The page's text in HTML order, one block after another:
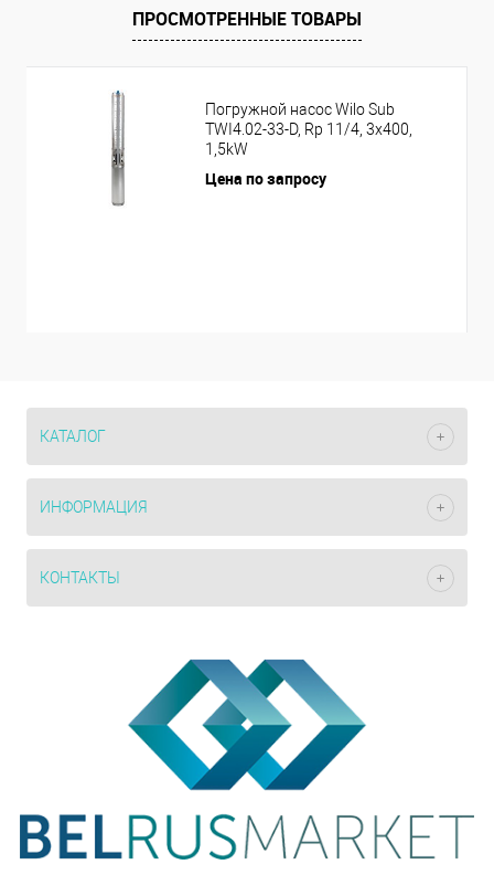
ПРОСМОТРЕННЫЕ ТОВАРЫ
Погружной насос Wilo Sub
TWI4.02-33-D, Rp 11/4, 3x400,
1,5kW
Цена по запросу
КАТАЛОГ
ИНФОРМАЦИЯ
КОНТАКТЫ